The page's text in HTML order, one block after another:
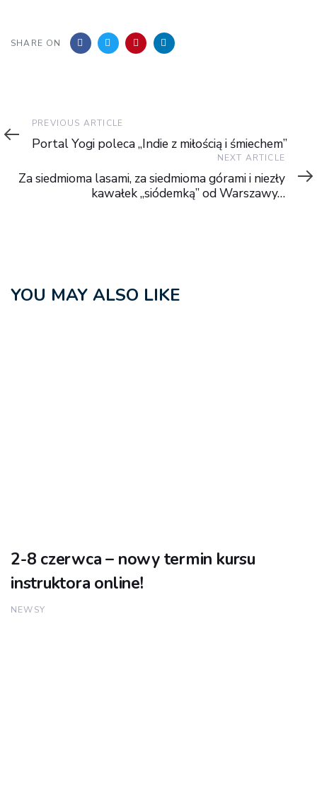
SHARE ON
Previous
Article
PREVIOUS ARTICLE
Portal Yogi poleca „Indie z miłością i śmiechem”
Article
NEXT ARTICLE
Za siedmioma lasami, za siedmioma górami i niezły
kawałek „siódemką” od Warszawy…
YOU MAY ALSO LIKE
2-8 czerwca – nowy termin kursu
instruktora online!
NEWSY